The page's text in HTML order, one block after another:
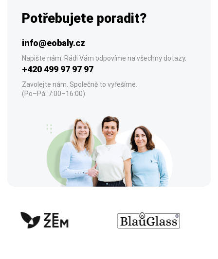
Potřebujete poradit?
info@eobaly.cz
Napište nám. Rádi Vám odpovíme na všechny dotazy.
+420 499 97 97 97
Zavolejte nám. Společně to vyřešíme.
(Po–Pá: 7:00–16:00)